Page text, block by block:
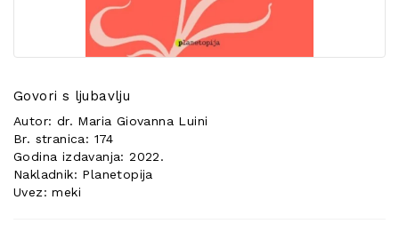
Govori s ljubavlju
Autor: dr. Maria Giovanna Luini
Br. stranica: 174
Godina izdavanja: 2022.
Nakladnik: Planetopija
Uvez: meki